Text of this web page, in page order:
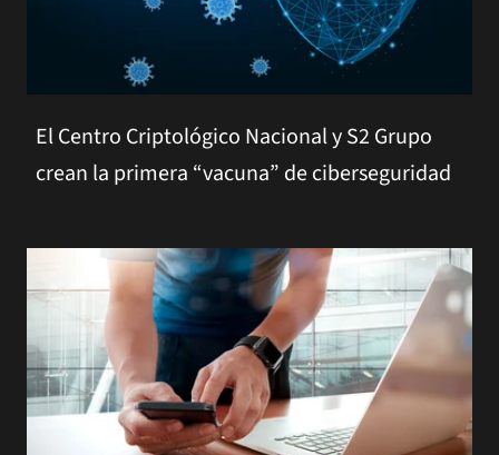
El Centro Criptológico Nacional y S2 Grupo
crean la primera “vacuna” de ciberseguridad